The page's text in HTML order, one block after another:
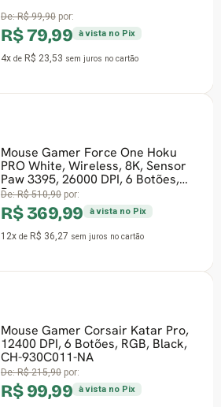
De:R$ 99,90por:
R$ 79,99 à vista no Pix
4xdeR$ 23,53sem juros no cartão
Mouse Gamer Force One Hoku
PRO White, Wireless, 8K, Sensor
Paw 3395, 26000 DPI, 6 Botões,
Branco
De:R$ 510,90por:
R$ 369,99 à vista no Pix
12xdeR$ 36,27sem juros no cartão
Mouse Gamer Corsair Katar Pro,
12400 DPI, 6 Botões, RGB, Black,
CH-930C011-NA
De:R$ 215,90por:
R$ 99,99 à vista no Pix